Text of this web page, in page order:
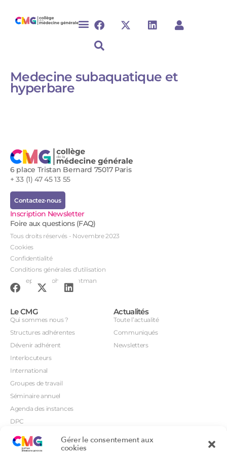
Gérer le consentement aux
cookies
Medecine subaquatique et
hyperbare ​​​​​​
6 place Tristan Bernard 75017 Paris
+ 33 (1) 47 45 13 55
Contactez-nous
Inscription Newsletter
Foire aux questions (FAQ)
Tous droits réservés - Novembre 2023
Cookies
Confidentialité
Conditions générales d'utilisation
Conception : John Brightman
Le CMG
Qui sommes nous ?
Structures adhérentes
Dévenir adhérent
Interlocuteurs
International
Groupes de travail
Séminaire annuel
Agenda des instances
DPC
Orientations prioritaires
Actualités
Toute l’actualité
Communiqués
Newsletters